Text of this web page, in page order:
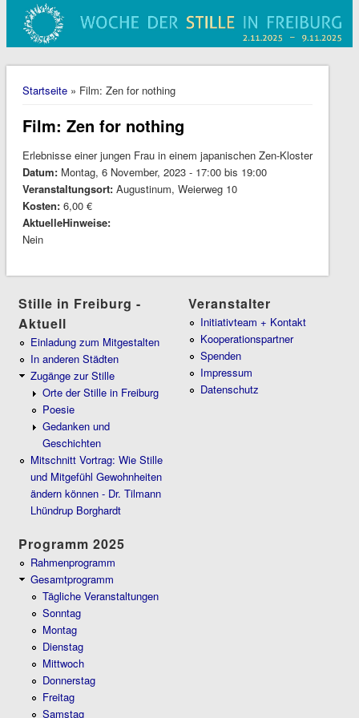
Sie sind hier
Startseite» Film: Zen for nothing
Film: Zen for nothing
Erlebnisse einer jungen Frau in einem japanischen Zen-Kloster
Datum: Montag, 6 November, 2023 - 17:00bis 19:00
Veranstaltungsort: Augustinum, Weierweg 10
Kosten: 6,00 €
AktuelleHinweise:
Nein
Stille in Freiburg -
Aktuell
Einladung zum Mitgestalten
In anderen Städten
Zugänge zur Stille
Orte der Stille in Freiburg
Poesie
Gedanken und
Geschichten
Mitschnitt Vortrag: Wie Stille
und Mitgefühl Gewohnheiten
ändern können - Dr. Tilmann
Lhündrup Borghardt
Programm 2025
Rahmenprogramm
Gesamtprogramm
Tägliche Veranstaltungen
Sonntag
Montag
Dienstag
Mittwoch
Donnerstag
Freitag
Samstag
Veranstalter
Initiativteam + Kontakt
Kooperationspartner
Spenden
Impressum
Datenschutz